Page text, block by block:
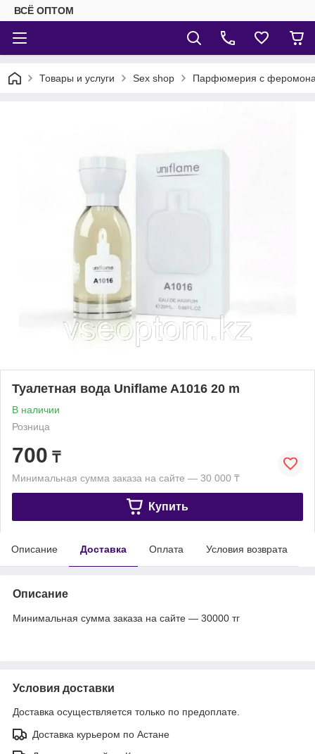
ВСЁ ОПТОМ
Товары и услуги Sex shop Парфюмерия с
Туалетная вода Uniflame A1016 20 m
В наличии
Розница
700 ₸
Минимальная сумма заказа на сайте — 30 000 ₸
Купить
Описание Доставка Оплата Условия возврата
Описание
Минимальная сумма заказа на сайте — 30000 тг
Условия доставки
Доставка осуществляется только по предоплате.
Доставка курьером по Астане